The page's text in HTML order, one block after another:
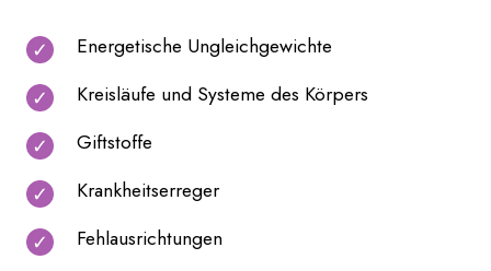
Energetische Ungleichgewichte
Kreisläufe und Systeme des Körpers
Giftstoffe
Krankheitserreger
Fehlausrichtungen